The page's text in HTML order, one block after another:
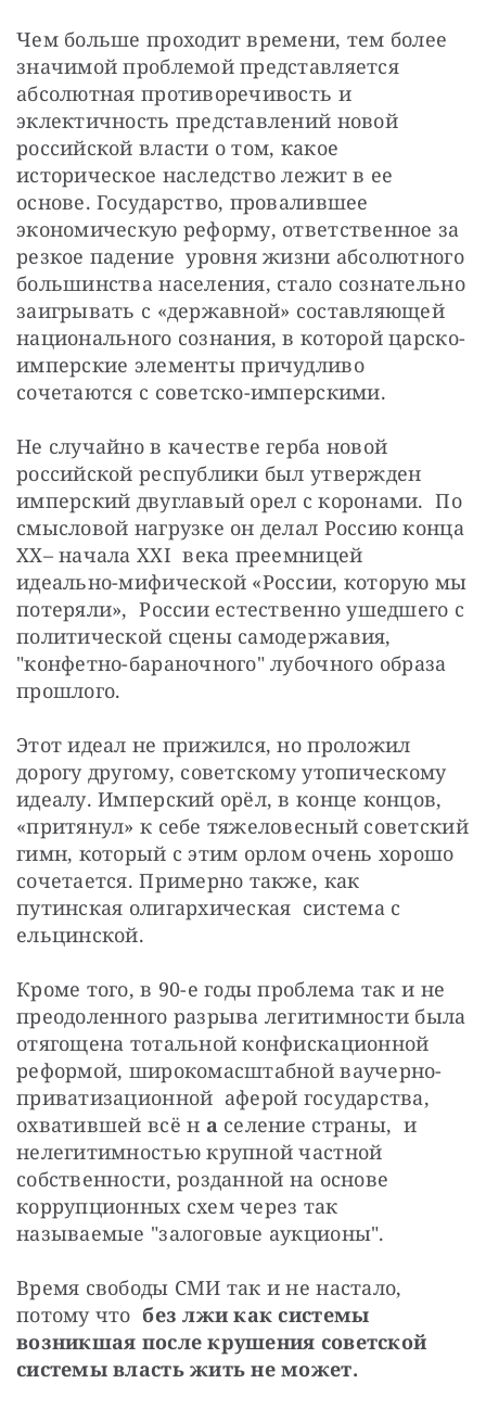
Чем больше проходит времени, тем более
значимой проблемой представляется
абсолютная противоречивость и
эклектичность представлений новой
российской власти о том, какое
историческое наследство лежит в ее
основе. Государство, провалившее
экономическую реформу, ответственное за
резкое падение  уровня жизни абсолютного
большинства населения, стало сознательно
заигрывать с «державной» составляющей
национального сознания, в которой царско-
имперские элементы причудливо
сочетаются с советско-имперскими.
Не случайно в качестве герба новой
российской республики был утвержден
имперский двуглавый орел с коронами.  По
смысловой нагрузке он делал Россию конца
XX– начала XXI  века преемницей
идеально-мифической «России, которую мы
потеряли»,  России естественно ушедшего с
политической сцены самодержавия,
"конфетно-бараночного" лубочного образа
прошлого.
Этот идеал не прижился, но проложил
дорогу другому, советскому утопическому
идеалу. Имперский орёл, в конце концов,
«притянул» к себе тяжеловесный советский
гимн, который с этим орлом очень хорошо
сочетается. Примерно также, как
путинская олигархическая  система с
ельцинской.
Кроме того, в 90-е годы проблема так и не
преодоленного разрыва легитимности была
отягощена тотальной конфискационной
реформой, широкомасштабной ваучерно-
приватизационной  аферой государства,
охватившей всё н а селение страны,  и
нелегитимностью крупной частной
собственности, розданной на основе
коррупционных схем через так
называемые "залоговые аукционы".
Время свободы СМИ так и не настало,
потому что без лжи как системы
возникшая после крушения советской
системы власть жить не может.